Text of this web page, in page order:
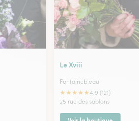
Le Xviii
Fontainebleau
★★★★★4.9 (121)
25 rue des sablons